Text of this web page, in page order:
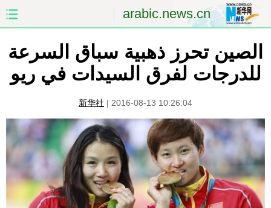
arabic.news.cn
الصفحة الأولى
الشرق الأوسط العالم
الاقتصاد
العلوم والصحة الثقافة والتعليم
الرياضة السياحة والبيئة
مؤتمر صحفى للخارجية الصور
الصين تحرز ذهبية سباق السرعة
للدرجات لفرق السيدات في ريو
新华社 | 2016-08-13 10:26:04